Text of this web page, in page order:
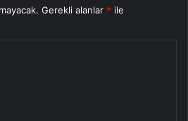
Gerekli alanlar * ile